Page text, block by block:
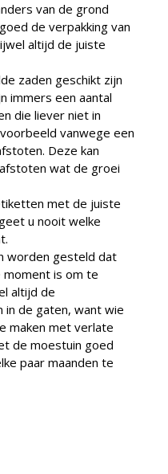
van de grond
de verpakking van
altijd de juiste
zaden geschikt zijn
immers een aantal
die liever niet in
vanwege een
Deze kan
wat de groei
met de juiste
u nooit welke
worden gesteld dat
is om te
altijd de
de gaten, want wie
maken met verlate
de moestuin goed
paar maanden te